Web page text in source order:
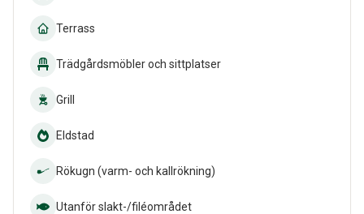
Terrass
Trädgårdsmöbler och sittplatser
Grill
Eldstad
Rökugn (varm- och kallrökning)
Utanför slakt-/filéområdet